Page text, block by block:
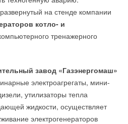
на стенде компании
котло- и
тренажерного
завод «Газэнергомаш»
электроагрегаты, мини-
утилизаторы тепла
жидкости, осуществляет
электрогенераторов
поможет Кубе сократить
который может
строительства
позволяет разбирать
обновило правила обращения
этнофестиваля FOURE
2022
шаг в развитии
2022
солнечный робот
системы электропитания
жилья
рекордные сборы на